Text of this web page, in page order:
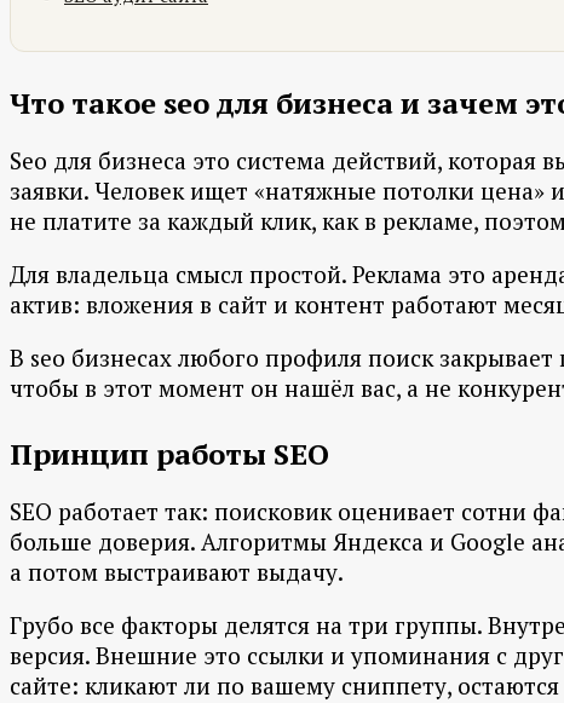
Что такое seo для бизнеса и зачем
Seo для бизнеса это система действий,
заявки. Человек ищет «натяжные потолки цена»
не платите за каждый клик, как в рекламе,
Для владельца смысл простой. Реклама это
актив: вложения в сайт и контент работают
В seo бизнесах любого профиля поиск закрывает
чтобы в этот момент он нашёл вас, а не
Принцип работы SEO
SEO работает так: поисковик оценивает сотни
больше доверия. Алгоритмы Яндекса и Google
а потом выстраивают выдачу.
Грубо все факторы делятся на три группы.
версия. Внешние это ссылки и упоминания с
сайте: кликают ли по вашему сниппету,